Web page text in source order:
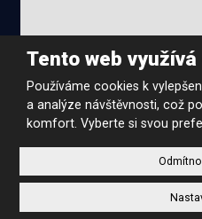
© SAFIRAL s.r.o. ,
Podmínky použití |Mapa
Tento web je chráněn pomocí
zásady ochrany osobních údajů
Tento web
Používáme cookies k
a analýze návštěvnosti, což
komfort. Vyberte si svou